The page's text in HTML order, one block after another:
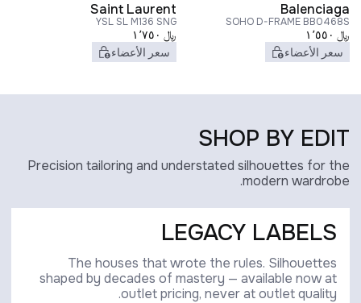
Balenciaga
SOHO D-FRAME BB0468S
﷼ ١٬٥٥٠
سعر الأعضاء
Saint Laurent
YSL SL M136 SNG
﷼ ١٬٧٥٠
سعر الأعضاء
SHOP BY EDIT
Precision tailoring and understated silhouettes for the
modern wardrobe.
LEGACY LABELS
The houses that wrote the rules. Silhouettes
shaped by decades of mastery — available now at
outlet pricing, never at outlet quality.